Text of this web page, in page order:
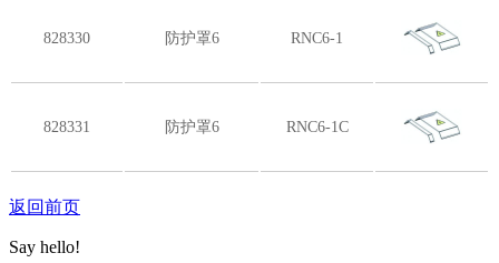
828330 防护罩6 RNC6-1
828331 防护罩6 RNC6-1C
返回前页
Say hello!